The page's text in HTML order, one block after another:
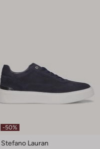
-50%
Stefano Lauran